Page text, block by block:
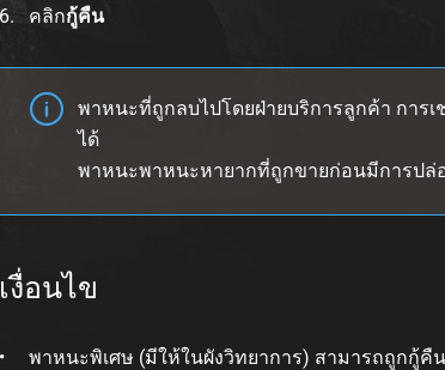
คลิกกู้คืน
พาหนะที่ถูกลบไปโดยฝ่ายบริการลูกค้า กา
ได้
พาหนะพาหนะหายากที่ถูกขายก่อนมีการปล่
เงื่อนไข
พาหนะพิเศษ (มีให้ในผังวิทยาการ) สามารถถูกกู้คื